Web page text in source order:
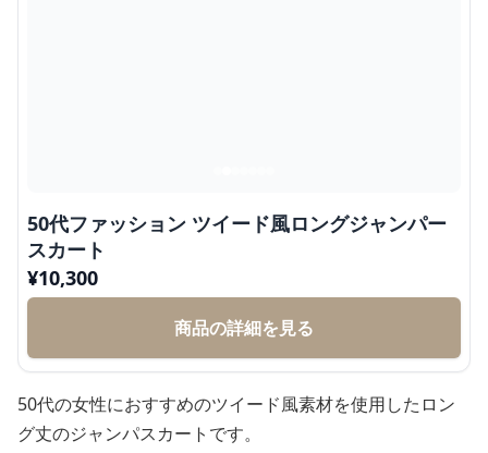
50代ファッション ツイード風ロングジャンパー
スカート
¥10,300
商品の詳細を見る
50代の女性におすすめのツイード風素材を使用したロン
グ丈のジャンパスカートです。